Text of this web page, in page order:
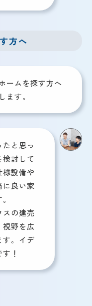
方へ
ームを探す方へ
ます。
と思っ
討して
設備や
良い家
スの建売
視野を広
す。イデ
！